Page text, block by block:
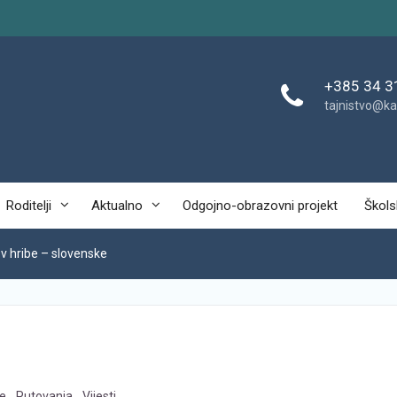
+385 34
Roditelji Aktualno Odgojno-obrazovni projekt
hribe – slovenske